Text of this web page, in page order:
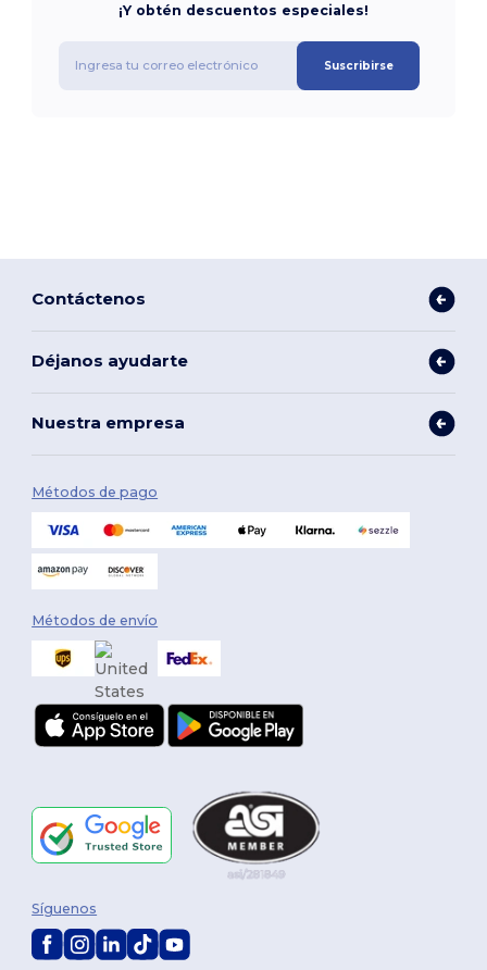
¡Y obtén descuentos especiales!
Suscribirse
Contáctenos
Déjanos ayudarte
Nuestra empresa
Métodos de pago
Métodos de envío
Síguenos